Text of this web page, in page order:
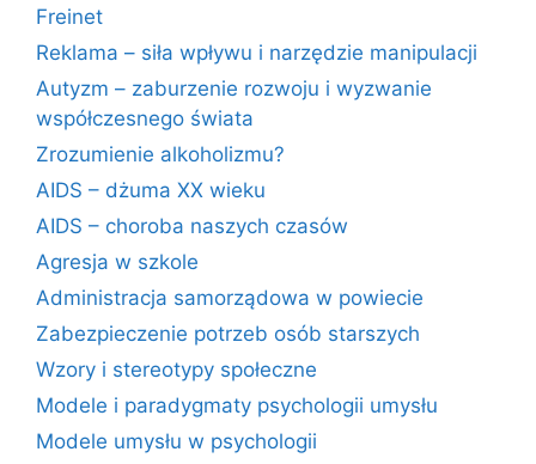
Freinet
Reklama – siła wpływu i narzędzie manipulacji
Autyzm – zaburzenie rozwoju i wyzwanie
współczesnego świata
Zrozumienie alkoholizmu?
AIDS – dżuma XX wieku
AIDS – choroba naszych czasów
Agresja w szkole
Administracja samorządowa w powiecie
Zabezpieczenie potrzeb osób starszych
Wzory i stereotypy społeczne
Modele i paradygmaty psychologii umysłu
Modele umysłu w psychologii